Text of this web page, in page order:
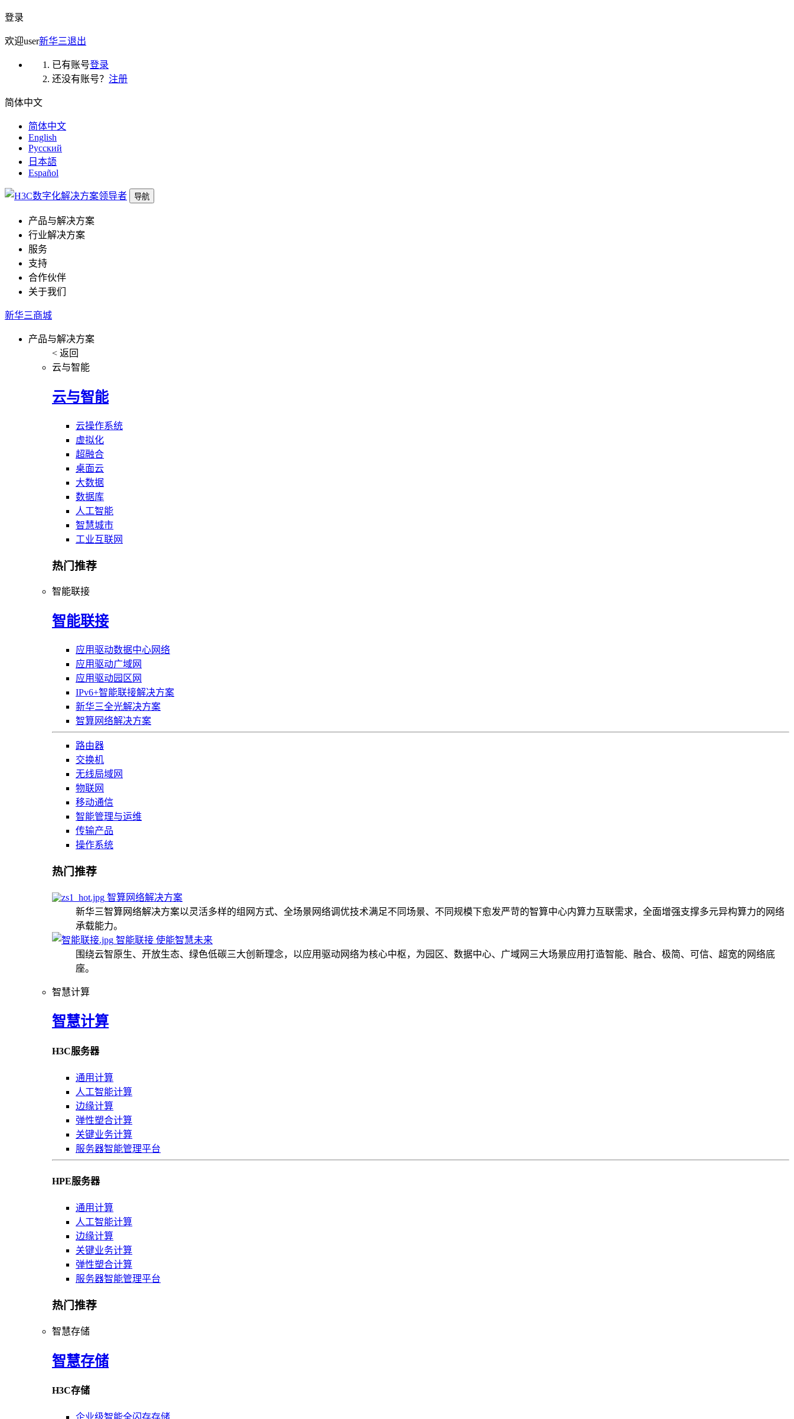
登录
欢迎user新华三退出
已有账号登录
还没有账号？ 注册
简体中文
简体中文
English
Русский
日本語
Español
导航
产品与解决方案
行业解决方案
服务
支持
合作伙伴
关于我们
新华三商城
产品与解决方案
< 返回
云与智能
云与智能
云操作系统
虚拟化
超融合
桌面云
大数据
数据库
人工智能
智慧城市
工业互联网
热门推荐
智能联接
智能联接
应用驱动数据中心网络
应用驱动广域网
应用驱动园区网
IPv6+智能联接解决方案
新华三全光解决方案
智算网络解决方案
路由器
交换机
无线局域网
物联网
移动通信
智能管理与运维
传输产品
操作系统
热门推荐
智算网络解决方案
新华三智算网络解决方案以灵活多样的组网方式、全场景网络调优技术满足不同场景、不同规模下愈发严苛的智算中心内算力互联需求，全面增强支撑多元异构算力的网络
承载能力。
智能联接 使能智慧未来
围绕云智原生、开放生态、绿色低碳三大创新理念，以应用驱动网络为核心中枢，为园区、数据中心、广域网三大场景应用打造智能、融合、极简、可信、超宽的网络底
座。
智慧计算
智慧计算
H3C服务器
通用计算
人工智能计算
边缘计算
弹性塑合计算
关键业务计算
服务器智能管理平台
HPE服务器
通用计算
人工智能计算
边缘计算
关键业务计算
弹性塑合计算
服务器智能管理平台
热门推荐
智慧存储
智慧存储
H3C存储